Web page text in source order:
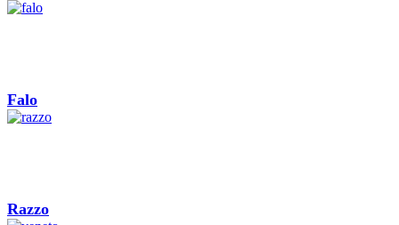
Falo
Razzo